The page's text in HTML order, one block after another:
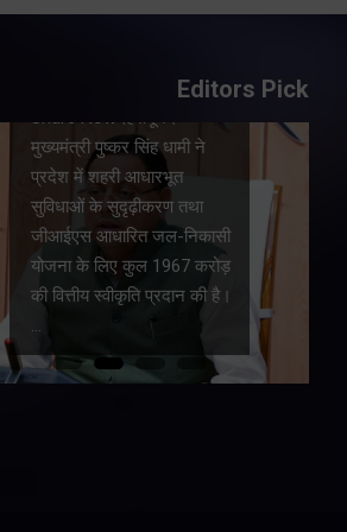
Editors Pick
Share Nowदेहरादून।
मुख्यमंत्री पुष्कर सिंह धामी ने
प्रदेश में शहरी आधारभूत
सुविधाओं के सुदृढ़ीकरण तथा
जीआईएस आधारित जल-निकासी
योजना के लिए कुल 1967 करोड़
की वित्तीय स्वीकृति प्रदान की है।
…